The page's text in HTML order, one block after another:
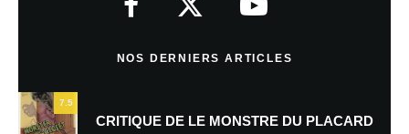
NOS DERNIERS ARTICLES
7.5
CRITIQUE DE LE MONSTRE DU PLACARD